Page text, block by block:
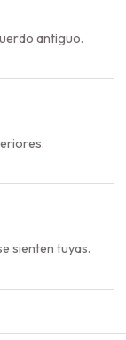
antiguo.
sienten tuyas.